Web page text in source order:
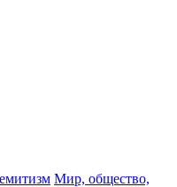
Мир, общество,